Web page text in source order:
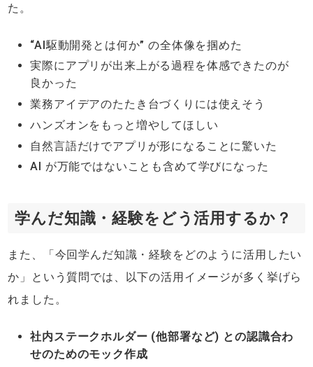
た。
“AI駆動開発とは何か” の全体像を掴めた
実際にアプリが出来上がる過程を体感できたのが
良かった
業務アイデアのたたき台づくりには使えそう
ハンズオンをもっと増やしてほしい
自然言語だけでアプリが形になることに驚いた
AI が万能ではないことも含めて学びになった
学んだ知識・経験をどう活用するか？
また、「今回学んだ知識・経験をどのように活用したい
か」という質問では、以下の活用イメージが多く挙げら
れました。
社内ステークホルダー (他部署など) との認識合わ
せのためのモック作成